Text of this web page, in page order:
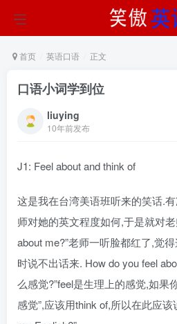
首页 英语口语 正文
口语小词学到位
liuying
10年前发布
J1: Feel about and think of
这是我在台湾美语班听来的笑话.
师对她的英文程度如何,于是就对
about me?”老师一听脸都红了,觉
时说不出话来. How do you feel
么感觉?”feel是生理上的感觉,如果
感觉”,应该用think of,所以在此应该